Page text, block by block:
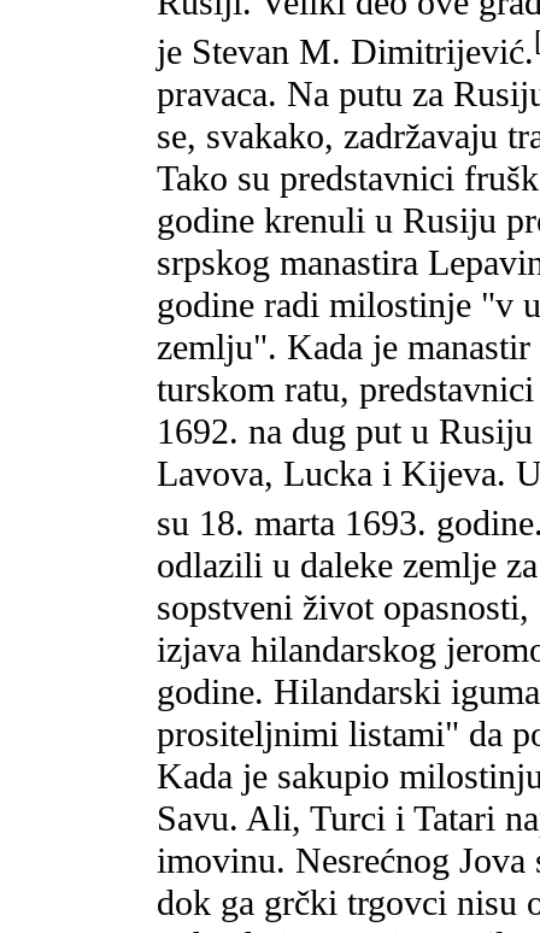
je Stevan M. Dimitrijević.
pravaca. Na putu za
se, svakako, zadržavaju
Tako su predstavnici
godine krenuli u Rusiju
srpskog manastira
godine radi milostinje "v
zemlju". Kada je
turskom ratu,
1692. na dug put u
Lavova, Lucka i Kijeva.
su 18. marta 1693.
odlazili u daleke zemlje
sopstveni život
izjava hilandarskog
godine. Hilandarski
prositeljnimi listami" da
Kada je sakupio
Savu. Ali, Turci i Tatari
imovinu. Nesrećnog
dok ga grčki trgovci nisu